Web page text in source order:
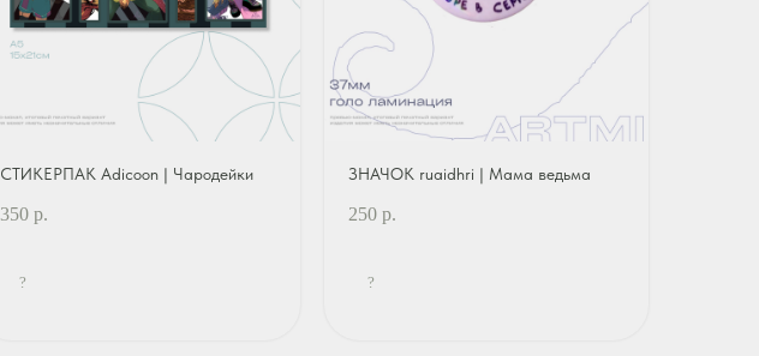
СТИКЕРПАК Adicoon | Чародейки
350 р.
?
ЗНАЧОК ruaidhri | Мама ведьма
250 р.
?